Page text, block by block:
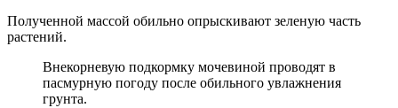
Полученной массой обильно опрыскивают зеленую часть
растений.
Внекорневую подкормку мочевиной проводят в
пасмурную погоду после обильного увлажнения
грунта.